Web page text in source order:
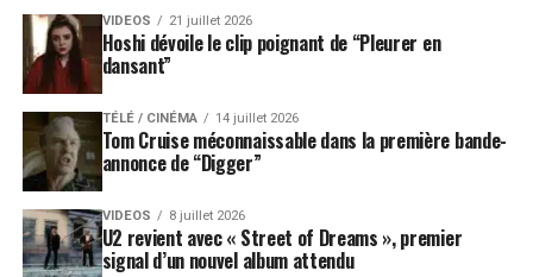
VIDEOS 21 juillet 2026
Hoshi dévoile le clip poignant de “Pleurer en
dansant”
TÉLÉ / CINÉMA 14 juillet 2026
Tom Cruise méconnaissable dans la première bande-
annonce de “Digger”
VIDEOS 8 juillet 2026
U2 revient avec « Street of Dreams », premier
signal d’un nouvel album attendu